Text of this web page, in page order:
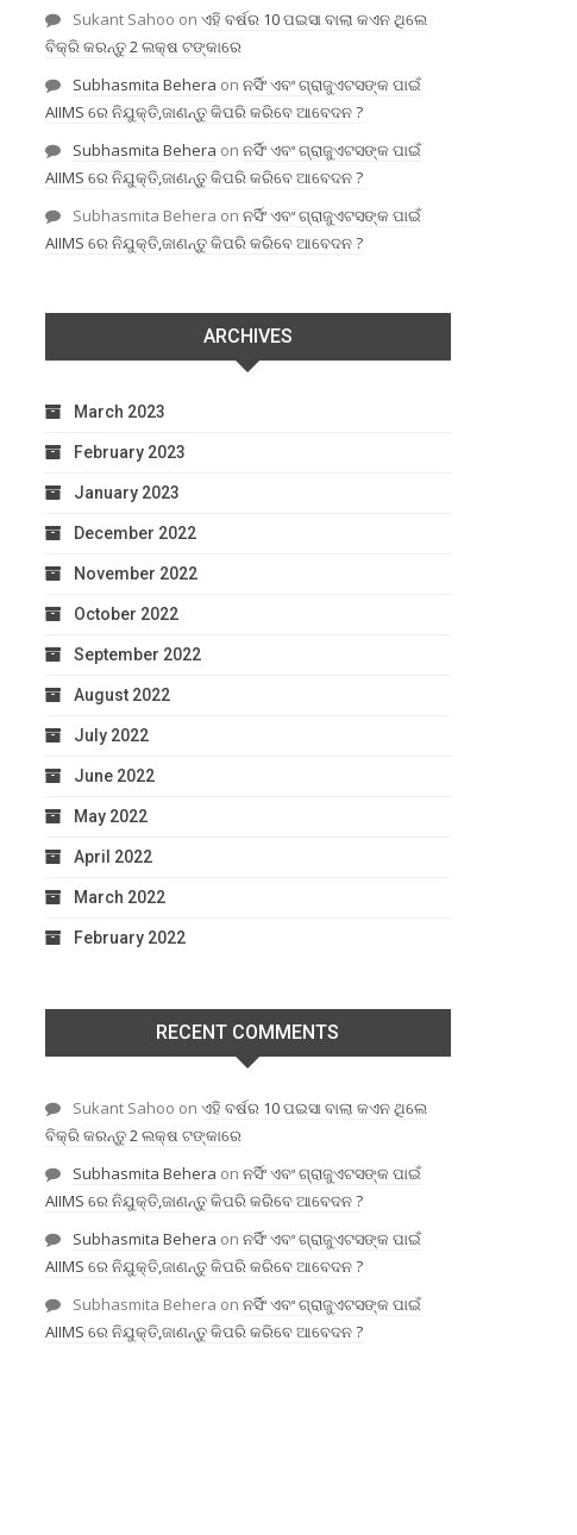
Sukant Sahoo on ଏହି ବର୍ଷର 10 ପଇସା ବାଲା କଏନ ଥିଲେ
ବିକ୍ରି କରନ୍ତୁ 2 ଲକ୍ଷ ଟଙ୍କାରେ
Subhasmita Behera on ନର୍ସିଂ ଏବଂ ଗ୍ରାଜୁଏଟସଙ୍କ ପାଇଁ
AIIMS ରେ ନିଯୁକ୍ତି,ଜାଣନ୍ତୁ କିପରି କରିବେ ଆବେଦନ ?
Subhasmita Behera on ନର୍ସିଂ ଏବଂ ଗ୍ରାଜୁଏଟସଙ୍କ ପାଇଁ
AIIMS ରେ ନିଯୁକ୍ତି,ଜାଣନ୍ତୁ କିପରି କରିବେ ଆବେଦନ ?
Subhasmita Behera on ନର୍ସିଂ ଏବଂ ଗ୍ରାଜୁଏଟସଙ୍କ ପାଇଁ
AIIMS ରେ ନିଯୁକ୍ତି,ଜାଣନ୍ତୁ କିପରି କରିବେ ଆବେଦନ ?
ARCHIVES
March 2023
February 2023
January 2023
December 2022
November 2022
October 2022
September 2022
August 2022
July 2022
June 2022
May 2022
April 2022
March 2022
February 2022
RECENT COMMENTS
Sukant Sahoo on ଏହି ବର୍ଷର 10 ପଇସା ବାଲା କଏନ ଥିଲେ
ବିକ୍ରି କରନ୍ତୁ 2 ଲକ୍ଷ ଟଙ୍କାରେ
Subhasmita Behera on ନର୍ସିଂ ଏବଂ ଗ୍ରାଜୁଏଟସଙ୍କ ପାଇଁ
AIIMS ରେ ନିଯୁକ୍ତି,ଜାଣନ୍ତୁ କିପରି କରିବେ ଆବେଦନ ?
Subhasmita Behera on ନର୍ସିଂ ଏବଂ ଗ୍ରାଜୁଏଟସଙ୍କ ପାଇଁ
AIIMS ରେ ନିଯୁକ୍ତି,ଜାଣନ୍ତୁ କିପରି କରିବେ ଆବେଦନ ?
Subhasmita Behera on ନର୍ସିଂ ଏବଂ ଗ୍ରାଜୁଏଟସଙ୍କ ପାଇଁ
AIIMS ରେ ନିଯୁକ୍ତି,ଜାଣନ୍ତୁ କିପରି କରିବେ ଆବେଦନ ?